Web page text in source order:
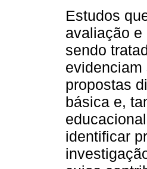
Estudos
avaliação
sendo
propostas
básica e,
identificar